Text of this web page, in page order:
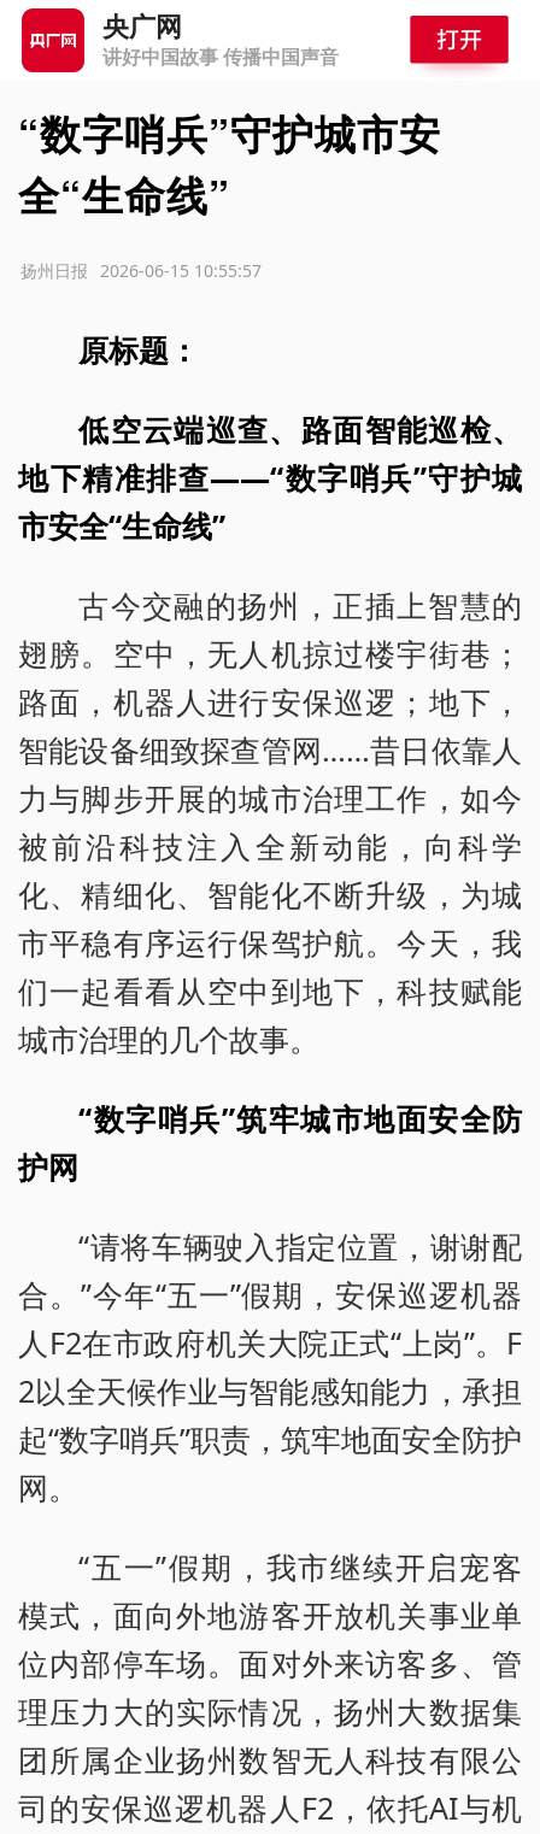
央广网
讲好中国故事 传播中国声音
“数字哨兵”守护城市安
全“生命线”
2026-06-15 10:55:57
扬州日报
原标题：
低空云端巡查、路面智能巡检、
地下精准排查——“数字哨兵”守护城
市安全“生命线”
古今交融的扬州，正插上智慧的
翅膀。空中，无人机掠过楼宇街巷；
路面，机器人进行安保巡逻；地下，
智能设备细致探查管网……昔日依靠人
力与脚步开展的城市治理工作，如今
被前沿科技注入全新动能，向科学
化、精细化、智能化不断升级，为城
市平稳有序运行保驾护航。今天，我
们一起看看从空中到地下，科技赋能
城市治理的几个故事。
“数字哨兵”筑牢城市地面安全防
护网
“请将车辆驶入指定位置，谢谢配
合。”今年“五一”假期，安保巡逻机器
人F2在市政府机关大院正式“上岗”。F
2以全天候作业与智能感知能力，承担
起“数字哨兵”职责，筑牢地面安全防护
网。
“五一”假期，我市继续开启宠客
模式，面向外地游客开放机关事业单
位内部停车场。面对外来访客多、管
理压力大的实际情况，扬州大数据集
团所属企业扬州数智无人科技有限公
司的安保巡逻机器人F2，依托AI与机